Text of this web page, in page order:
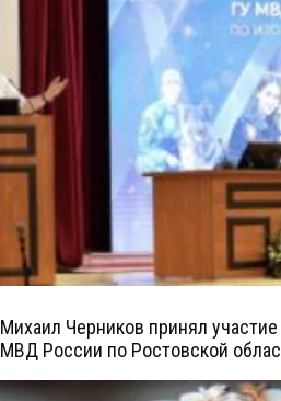
Михаил Черников принял
МВД России по Ростовской